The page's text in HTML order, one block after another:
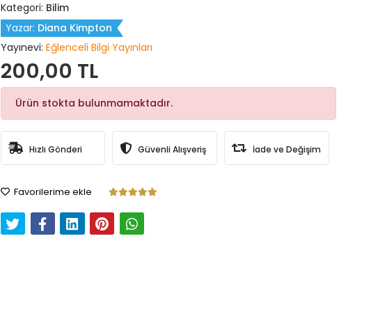
Kategori: Bilim
Yazar: Diana Kimpton
Yayınevi: Eğlenceli Bilgi Yayınları
200,00 TL
Ürün stokta bulunmamaktadır.
Hızlı Gönderi Güvenli Alışveriş İade ve Değişim
Favorilerime ekle